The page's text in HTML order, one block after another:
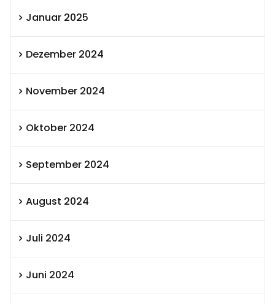
Januar 2025
Dezember 2024
November 2024
Oktober 2024
September 2024
August 2024
Juli 2024
Juni 2024